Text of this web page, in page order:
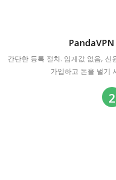
간단한 등록 절차. 임계값 없음, 신
가입하고 돈을 벌기